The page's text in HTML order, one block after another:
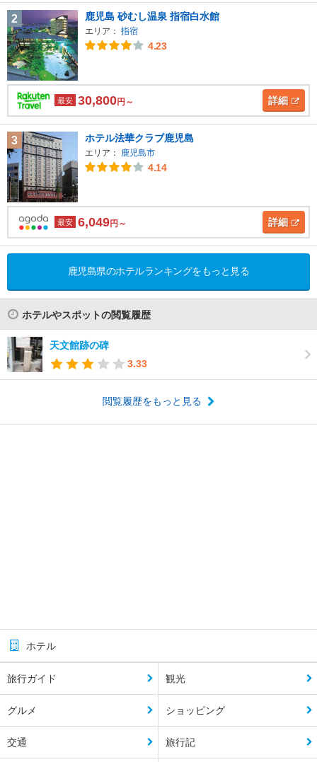
2 鹿児島 砂むし温泉 指宿白水館
エリア： 指宿
4.23
最安 30,800円～ 詳細
3 ホテル法華クラブ鹿児島
エリア： 鹿児島市
4.14
最安 6,049円～ 詳細
鹿児島県のホテルランキングをもっと見る
ホテルやスポットの閲覧履歴
天文館跡の碑
3.33
閲覧履歴をもっと見る
ホテル
旅行ガイド 観光
グルメ ショッピング
交通 旅行記